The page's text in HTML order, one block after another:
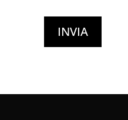
INVIA